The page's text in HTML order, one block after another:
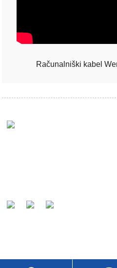
Računalniški kabel
Za vprašanja o naših izdelkih ali